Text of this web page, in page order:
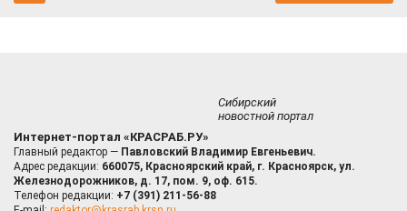
Сибирский
новостной портал
Интернет-портал «КРАСРАБ.РУ»
Главный редактор — Павловский Владимир Евгеньевич.
Адрес редакции: 660075, Красноярский край, г. Красноярск, ул.
Железнодорожников, д. 17, пом. 9, оф. 615.
Телефон редакции: +7 (391) 211-56-88